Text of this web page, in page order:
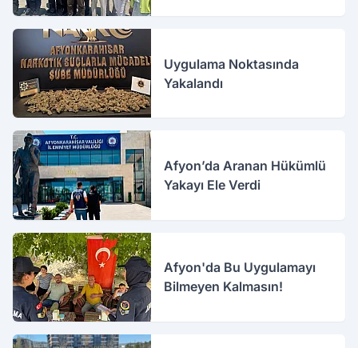
Uygulama Noktasında
Yakalandı
Afyon’da Aranan Hükümlü
Yakayı Ele Verdi
Afyon'da Bu Uygulamayı
Bilmeyen Kalmasın!